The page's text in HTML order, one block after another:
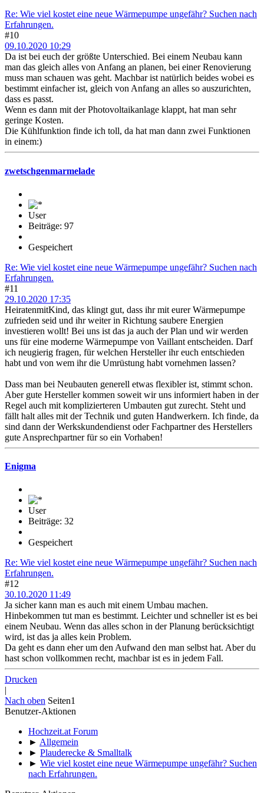
Re: Wie viel kostet eine neue Wärmepumpe ungefähr? Suchen nach
Erfahrungen.
#10
09.10.2020 10:29
Da ist bei euch der größte Unterschied. Bei einem Neubau kann
man das gleich alles von Anfang an planen, bei einer Renovierung
muss man schauen was geht. Machbar ist natürlich beides wobei es
bestimmt einfacher ist, gleich von Anfang an alles so auszurichten,
dass es passt.
Wenn es dann mit der Photovoltaikanlage klappt, hat man sehr
geringe Kosten.
Die Kühlfunktion finde ich toll, da hat man dann zwei Funktionen
in einem:)
zwetschgenmarmelade
User
Beiträge: 97
Gespeichert
Re: Wie viel kostet eine neue Wärmepumpe ungefähr? Suchen nach
Erfahrungen.
#11
29.10.2020 17:35
HeiratenmitKind, das klingt gut, dass ihr mit eurer Wärmepumpe
zufrieden seid und ihr weiter in Richtung saubere Energien
investieren wollt! Bei uns ist das ja auch der Plan und wir werden
uns für eine moderne Wärmepumpe von Vaillant entscheiden. Darf
ich neugierig fragen, für welchen Hersteller ihr euch entschieden
habt und von wem ihr die Umrüstung habt vornehmen lassen?
Dass man bei Neubauten generell etwas flexibler ist, stimmt schon.
Aber gute Hersteller kommen soweit wir uns informiert haben in der
Regel auch mit komplizierteren Umbauten gut zurecht. Steht und
fällt halt alles mit der Technik und guten Handwerkern. Ich finde, da
sind dann der Werkskundendienst oder Fachpartner des Herstellers
gute Ansprechpartner für so ein Vorhaben!
Enigma
User
Beiträge: 32
Gespeichert
Re: Wie viel kostet eine neue Wärmepumpe ungefähr? Suchen nach
Erfahrungen.
#12
30.10.2020 11:49
Ja sicher kann man es auch mit einem Umbau machen.
Hinbekommen tut man es bestimmt. Leichter und schneller ist es bei
einem Neubau. Wenn das alles schon in der Planung berücksichtigt
wird, ist das ja alles kein Problem.
Da geht es dann eher um den Aufwand den man selbst hat. Aber du
hast schon vollkommen recht, machbar ist es in jedem Fall.
Drucken
|
Nach oben Seiten1
Benutzer-Aktionen
Hochzeit.at Forum
► Allgemein
► Plauderecke & Smalltalk
► Wie viel kostet eine neue Wärmepumpe ungefähr? Suchen
nach Erfahrungen.